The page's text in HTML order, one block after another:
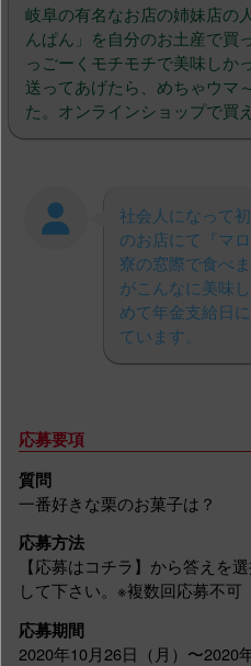
岐阜の有名なお店の姉妹店の
んぱん」を自分のお土産で買
っごーくモチモチで美味しか
送ってあげたら、めちゃウマ
た。オンラインショップで買
社会人になって
のお店にて『マ
寮の窓際で食べ
がこんなに美味
めて年金支給日
ています。
応募要項
質問
一番好きな栗のお菓子は？
応募方法
【応募はコチラ】から答えを
して下さい。※複数回応募不可
応募期間
2020年10月26日（月）〜2020